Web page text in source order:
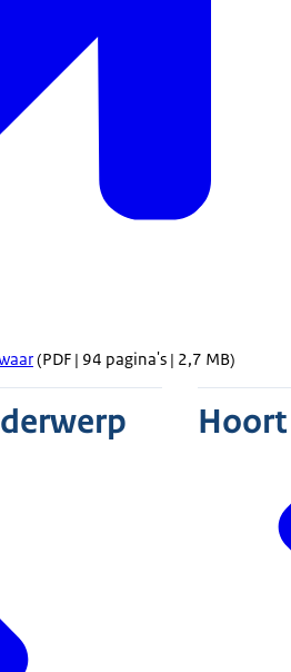
(PDF | 94 pagina's | 2,7 MB)